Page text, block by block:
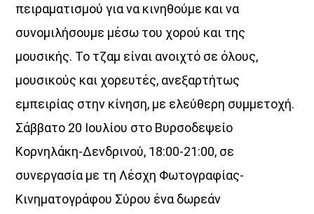
πειραματισμού για να κινηθούμε και να
συνομιλήσουμε μέσω του χορού και της
μουσικής. Το τζαμ είναι ανοιχτό σε όλους,
μουσικούς και χορευτές, ανεξαρτήτως
εμπειρίας στην κίνηση, με ελεύθερη συμμετοχή.
Σάββατο 20 Ιουλίου στο Βυρσοδεψείο
Κορνηλάκη-Δενδρινού, 18:00-21:00, σε
συνεργασία με τη Λέσχη Φωτογραφίας-
Κινηματογράφου Σύρου ένα δωρεάν